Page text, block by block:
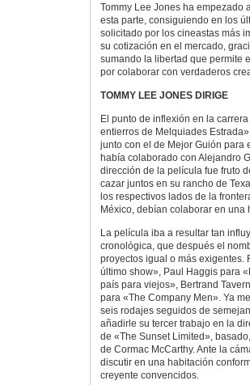
Tommy Lee Jones ha empezado
esta parte, consiguiendo en los
solicitado por los cineastas más
su cotización en el mercado,
sumando la libertad que permite
por colaborar con verdaderos
TOMMY LEE JONES DIRIGE
El punto de inflexión en la
entierros de Melquiades
junto con el de Mejor Guión para
había colaborado con Alejandro
dirección de la película fue fruto
cazar juntos en su rancho de
los respectivos lados de la
México, debían colaborar en una
La película iba a resultar tan
cronológica, que después el
proyectos igual o más exigentes.
último show», Paul Haggis para
país para viejos», Bertrand
para «The Company Men». Ya
seis rodajes seguidos de
añadirle su tercer trabajo en la
de «The Sunset Limited»,
de Cormac McCarthy. Ante la
discutir en una habitación
creyente convencidos.